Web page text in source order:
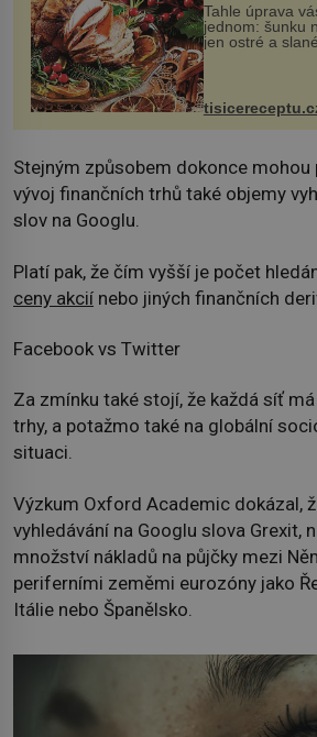
Tahle úprava
jednom: šunku
jen ostré a
nakrmíte
krků.
vcelku 3
Stejným způsobem dokonce
vývoj finančních trhů také objemy
slov na Googlu.
Platí pak, že čím vyšší je počet
ceny akcií nebo jiných finančních
Facebook vs Twitter
Za zmínku také stojí, že každá síť
trhy, a potažmo také na globální
situaci.
Výzkum Oxford Academic dokázal,
vyhledávání na Googlu slova Grexit,
množství nákladů na půjčky mezi
periferními zeměmi eurozóny jako
Itálie nebo Španělsko.